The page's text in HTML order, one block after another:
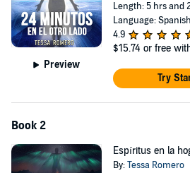
Preview
Length: 5 hrs and
Language: Spanish
4.9
$15.74 or free
Try
Book 2
Espíritus en la
By:Tessa Romero